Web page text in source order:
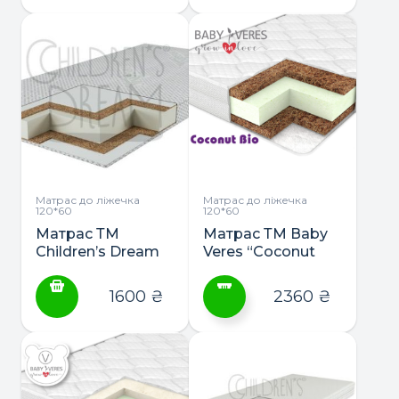
Матрас до ліжечка
120*60
Матрас ТМ
Children’s Dream
1600 ₴
Матрас до ліжечка
120*60
Матрас ТМ Вaby
Veres “Coconut
кілька
2360 ₴